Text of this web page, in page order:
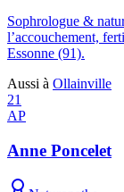
Sophrologue &
l’accouchement,
Essonne (91).
Aussi à Ollainville
21
AP
Anne Poncelet